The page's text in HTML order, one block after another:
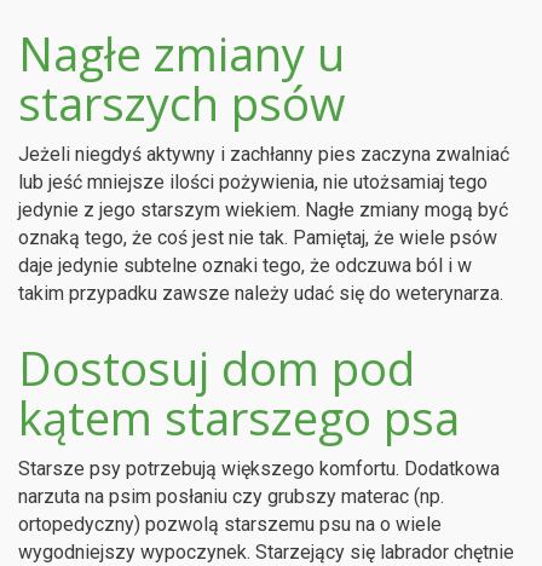
Nagłe zmiany u
starszych psów
Jeżeli niegdyś aktywny i zachłanny pies zaczyna zwalniać
lub jeść mniejsze ilości pożywienia, nie utożsamiaj tego
jedynie z jego starszym wiekiem. Nagłe zmiany mogą być
oznaką tego, że coś jest nie tak. Pamiętaj, że wiele psów
daje jedynie subtelne oznaki tego, że odczuwa ból i w
takim przypadku zawsze należy udać się do weterynarza.
Dostosuj dom pod
kątem starszego psa
Starsze psy potrzebują większego komfortu. Dodatkowa
narzuta na psim posłaniu czy grubszy materac (np.
ortopedyczny) pozwolą starszemu psu na o wiele
wygodniejszy wypoczynek. Starzejący się labrador chętnie